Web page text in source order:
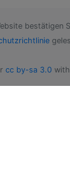
bestätigen
cc by-sa 3.0